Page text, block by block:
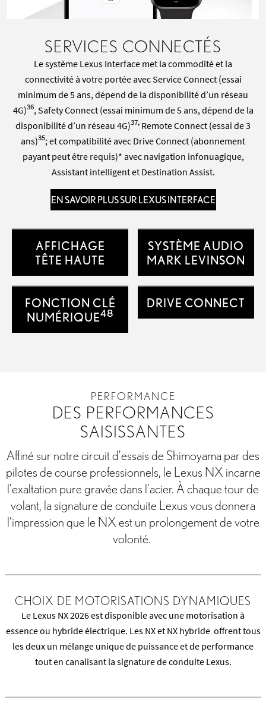
SERVICES CONNECTÉS
Le système Lexus Interface met la commodité et la
connectivité à votre portée avec Service Connect (essai
minimum de 5 ans, dépend de la disponibilité d’un réseau
4G)36, Safety Connect (essai minimum de 5 ans, dépend de la
disponibilité d’un réseau 4G)37, Remote Connect (essai de 3
ans)35; et compatibilité avec Drive Connect (abonnement
payant peut être requis)* avec navigation infonuagique,
Assistant intelligent et Destination Assist.
EN SAVOIR PLUS SUR LEXUS INTERFACE
AFFICHAGE
TÊTE HAUTE
SYSTÈME AUDIO
MARK LEVINSON
FONCTION CLÉ
NUMÉRIQUE48
DRIVE CONNECT
PERFORMANCE
DES PERFORMANCES
SAISISSANTES
Affiné sur notre circuit d’essais de Shimoyama par des
pilotes de course professionnels, le Lexus NX incarne
l’exaltation pure gravée dans l’acier. À chaque tour de
volant, la signature de conduite Lexus vous donnera
l’impression que le NX est un prolongement de votre
volonté.
CHOIX DE MOTORISATIONS DYNAMIQUES
Le Lexus NX 2026 est disponible avec une motorisation à
essence ou hybride électrique. Les NX et NX hybride offrent tous
les deux un mélange unique de puissance et de performance
tout en canalisant la signature de conduite Lexus.